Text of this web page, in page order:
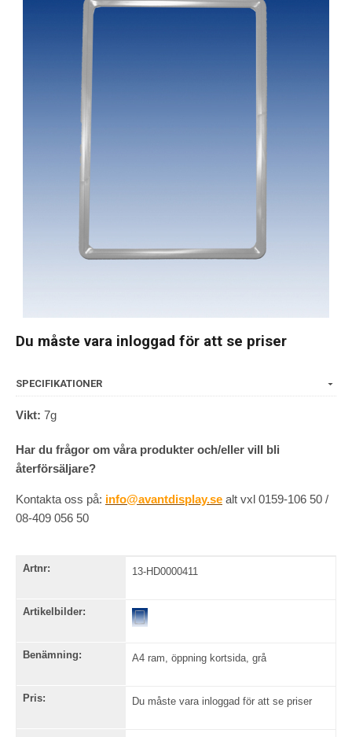
Du måste vara inloggad för att se priser
SPECIFIKATIONER
Vikt: 7g
Har du frågor om våra produkter och/eller vill bli
återförsäljare?
Kontakta oss på: info@avantdisplay.se alt vxl 0159-106 50 /
08-409 056 50
Artnr:
Artikelbilder:
Benämning:
Pris:
13-HD0000411
A4 ram, öppning kortsida, grå
Du måste vara inloggad för att se priser